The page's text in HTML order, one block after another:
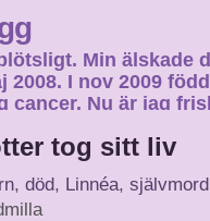
Min älskade
2008. I nov 2009
cancer. Nu är jag
tog sitt liv
, död, Linnéa, självmord